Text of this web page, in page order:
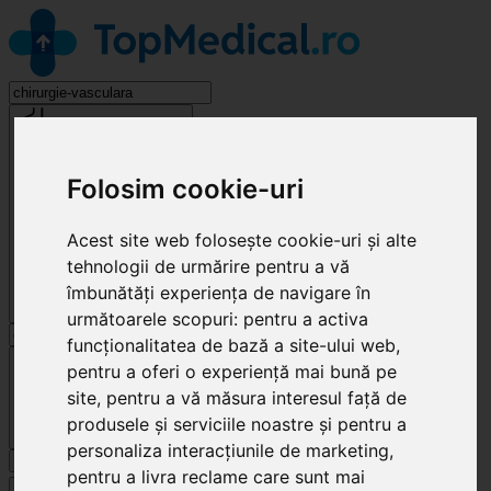
Folosim cookie-uri
Acest site web folosește cookie-uri și alte
tehnologii de urmărire pentru a vă
îmbunătăți experiența de navigare în
următoarele scopuri: pentru a activa
funcționalitatea de bază a site-ului web,
pentru a oferi o experiență mai bună pe
site, pentru a vă măsura interesul față de
produsele și serviciile noastre și pentru a
personaliza interacțiunile de marketing,
pentru a livra reclame care sunt mai